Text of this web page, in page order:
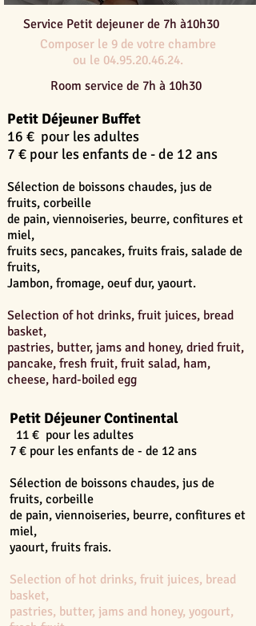
Service Petit dejeuner de 7h à10h30
Composer le 9 de votre chambre
ou le 04.95.20.46.24.
Room service de 7h à 10h30
Petit Déjeuner Buffet
16 € pour les adultes
7 € pour les enfants de - de 12 ans
Sélection de boissons chaudes, jus de
fruits, corbeille
de pain, viennoiseries, beurre, confitures et
miel,
fruits secs, pancakes, fruits frais, salade de
fruits,
Jambon, fromage, oeuf dur, yaourt.
Selection of hot drinks, fruit juices, bread
basket,
pastries, butter, jams and honey, dried fruit,
pancake, fresh fruit, fruit salad, ham,
cheese, hard-boiled egg
Petit Déjeuner Continental
11 € pour les adultes
7 € pour les enfants de - de 12 ans
Sélection de boissons chaudes, jus de
fruits, corbeille
de pain, viennoiseries, beurre, confitures et
miel,
yaourt, fruits frais.
Selection of hot drinks, fruit juices, bread
basket,
pastries, butter, jams and honey, yogourt,